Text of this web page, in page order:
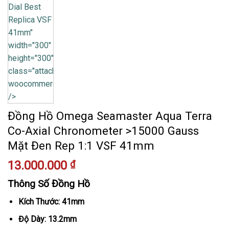
Dial Best
Replica VSF
41mm"
width="300"
height="300"
class="attachment-
woocommerce_thumbnail"
/>
Đồng Hồ Omega Seamaster Aqua Terra
Co-Axial Chronometer >15000 Gauss
Mặt Đen Rep 1:1 VSF 41mm
13.000.000 ₫
Thông Số Đồng Hồ
Kích Thước: 41mm
Độ Dày: 13.2mm